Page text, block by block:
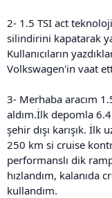
2- 1.5 TSI act
silindirini kapatarak
Kullanıcıların
Volkswagen'in vaat
3- Merhaba aracım
aldım.İlk depomla
şehir dışı karışık.
250 km si cruise
performanslı dik
hızlandım, kalanıda
kullandım.